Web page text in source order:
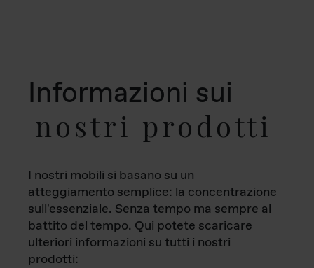
Informazioni sui
nostri prodotti
I nostri mobili si basano su un
atteggiamento semplice: la concentrazione
sull'essenziale. Senza tempo ma sempre al
battito del tempo. Qui potete scaricare
ulteriori informazioni su tutti i nostri
prodotti: